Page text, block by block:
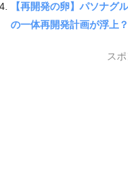
【再開発の卵】パソナグ
の一体再開発計画が浮上？
ス